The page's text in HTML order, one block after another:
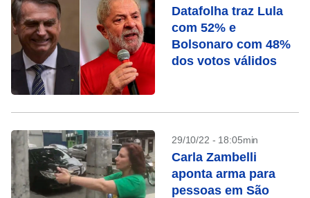
Datafolha traz Lula
com 52% e
Bolsonaro com 48%
dos votos válidos
29/10/22 - 18:05min
Carla Zambelli
aponta arma para
pessoas em São